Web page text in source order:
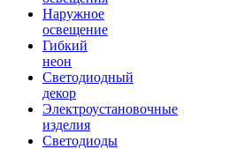
Наружное
освещение
Гибкий
неон
Светодиодный
декор
Электроустановочные
изделия
Светодиоды